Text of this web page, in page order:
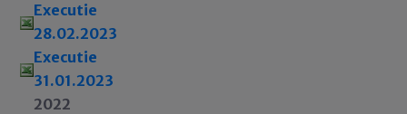
Executie
28.02.2023
Executie
31.01.2023
2022